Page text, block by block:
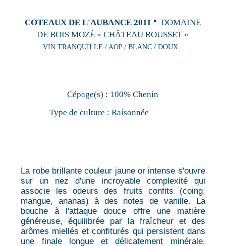
COTEAUX DE L'AUBANCE 2011
DOMAINE
DE BOIS MOZÉ « CHÂTEAU ROUSSET »
VIN TRANQUILLE / AOP / BLANC / DOUX
Cépage(s) : 100% Chenin
Type de culture : Raisonnée
La robe brillante couleur jaune or intense s'ouvre
sur un nez d'une incroyable complexité qui
associe les odeurs des fruits confits (coing,
mangue, ananas) à des notes de vanille. La
bouche à l'attaque douce offre une matière
généreuse, équilibrée par la fraîcheur et des
arômes miellés et confiturés qui persistent dans
une finale longue et délicatement minérale.